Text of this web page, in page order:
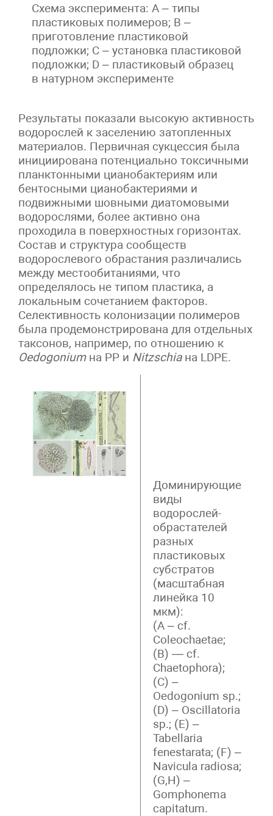
Схема эксперимента: A – типы
пластиковых полимеров; B –
приготовление пластиковой
подложки; C – установка пластиковой
подложки; D – пластиковый образец
в натурном эксперименте
Результаты показали высокую активность
водорослей к заселению затопленных
материалов. Первичная сукцессия была
инициирована потенциально токсичными
планктонными цианобактериям или
бентосными цианобактериями и
подвижными шовными диатомовыми
водорослями, более активно она
проходила в поверхностных горизонтах.
Состав и структура сообществ
водорослевого обрастания различались
между местообитаниями, что
определялось не типом пластика, а
локальным сочетанием факторов.
Селективность колонизации полимеров
была продемонстрирована для отдельных
таксонов, например, по отношению к
Oedogoniumна PP и Nitzschiaна LDPE.
Доминирующие
виды
водорослей-
обрастателей
разных
пластиковых
субстратов
(масштабная
линейка 10
мкм):
(А – cf.
Coleochaetae;
(B) — сf.
Chaetophora);
(С) –
Oedogonium sp.;
(D) – Oscillatoria
sp.; (Е) –
Tabellaria
fenestarata; (F) –
Navicula radiosa;
(G,H) –
Gomphonema
capitatum.